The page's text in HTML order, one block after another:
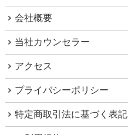
会社概要
当社カウンセラー
アクセス
プライバシーポリシー
特定商取引法に基づく表記